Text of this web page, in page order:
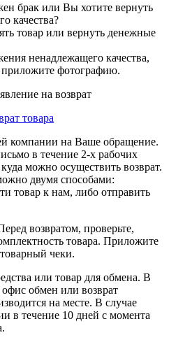
брак или Вы хотите вернуть
качества?
товар или вернуть денежные
ненадлежащего качества,
фотографию.
на возврат
товара
компании на Ваше обращение.
в течение 2-х рабочих
можно осуществить возврат.
двумя способами:
товар к нам, либо отправить
возвратом, проверьте,
товара. Приложите
чеки.
или товар для обмена. В
обмен или возврат
на месте. В случае
в течение 10 дней с момента